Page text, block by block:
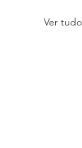
Ver tudo